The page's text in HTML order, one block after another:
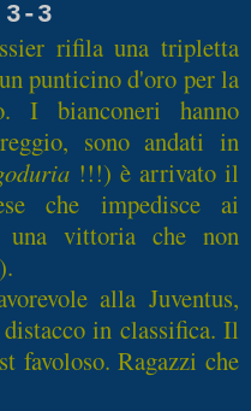
3-3
rifila una tripletta
punticino d'oro per la
I bianconeri hanno
sono andati in
!!!) è arrivato il
che impedisce ai
una vittoria che non
).
alla Juventus,
in classifica. Il
favoloso. Ragazzi che